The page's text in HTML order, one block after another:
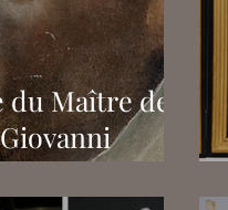
Solène Feix
du Maître de
Christie's